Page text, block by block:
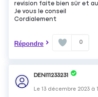
revision faite bien sûr et
Je vous le conseil
Cordialement
Répondre 0
DENI11233231
Le13 décembre 2023 à